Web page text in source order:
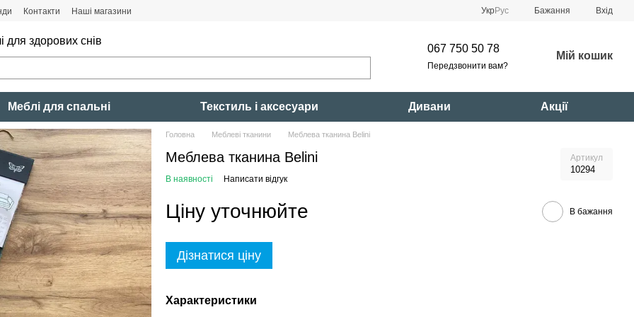
Контакти Наші магазини УкрРус Бажання Вхід
для здорових снів
067 750 50 78
Передзвонити вам?
Мій кошик
Меблі для спальні Текстиль і аксесуари Дивани Акції
Головна Меблеві тканини Меблева тканина Belini
Меблева тканина Belini Артикул
10294
В наявності Написати відгук
Ціну уточнюйте В бажання
Дізнатися ціну
Характеристики